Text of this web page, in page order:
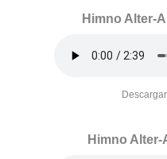
Himno Alter-
Himno